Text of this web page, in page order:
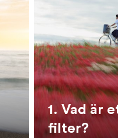
1. Vad är
filter?